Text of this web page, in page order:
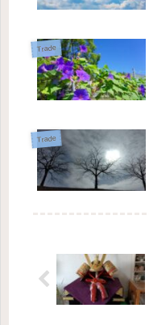
Trade
Trade